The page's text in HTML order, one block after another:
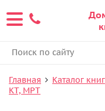
Главная Каталог книг
КТ, МРТ